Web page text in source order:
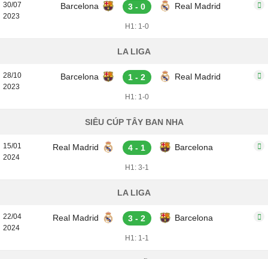
30/07
2023
Barcelona 3 - 0 Real Madrid
H1: 1-0
LA LIGA
28/10
2023
Barcelona 1 - 2 Real Madrid
H1: 1-0
SIÊU CÚP TÂY BAN NHA
15/01
2024
Real Madrid 4 - 1 Barcelona
H1: 3-1
LA LIGA
22/04
2024
Real Madrid 3 - 2 Barcelona
H1: 1-1